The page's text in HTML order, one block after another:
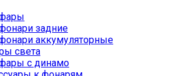
задние
аккумуляторные
света
с динамо